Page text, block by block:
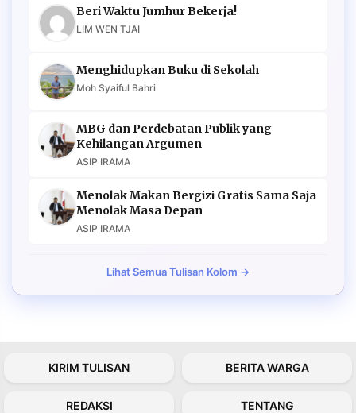
Beri Waktu Jumhur Bekerja!
LIM WEN TJAI
Menghidupkan Buku di Sekolah
Moh Syaiful Bahri
MBG dan Perdebatan Publik yang
Kehilangan Argumen
ASIP IRAMA
Menolak Makan Bergizi Gratis Sama Saja
Menolak Masa Depan
ASIP IRAMA
Lihat Semua Tulisan Kolom →
KIRIM TULISAN BERITA WARGA
REDAKSI TENTANG